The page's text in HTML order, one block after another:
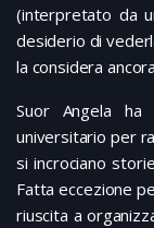
(interpretato da
desiderio di
la considera
Suor Angela ha
universitario per
si incrociano
Fatta eccezione
riuscita a